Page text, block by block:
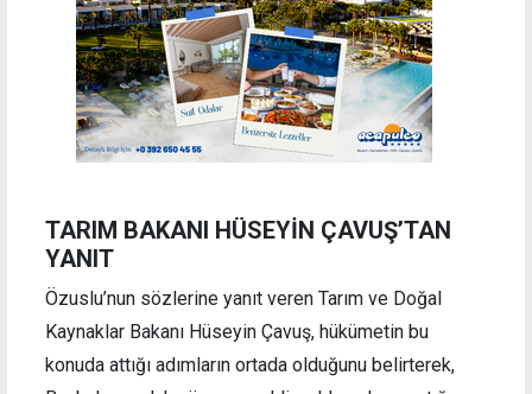
TARIM BAKANI HÜSEYİN ÇAVUŞ’TAN
YANIT
Özuslu’nun sözlerine yanıt veren Tarım ve Doğal
Kaynaklar Bakanı Hüseyin Çavuş, hükümetin bu
konuda attığı adımların ortada olduğunu belirterek,